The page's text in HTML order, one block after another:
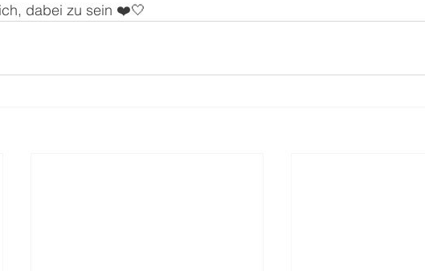
dabei zu sein ❤️🤍